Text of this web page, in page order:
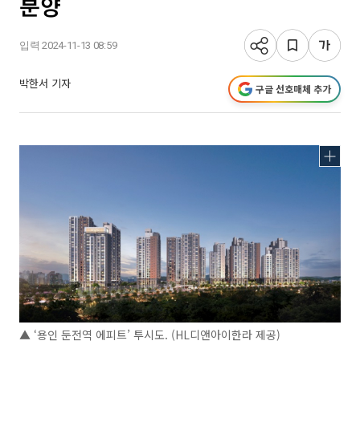
입력 2024-11-13 08:59
박한서 기자 구글 선호매체 추가
▲ ‘용인 둔전역 에피트’ 투시도. (HL디앤아이한라 제공)